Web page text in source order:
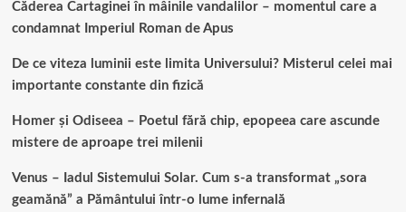
Căderea Cartaginei în mâinile vandalilor – momentul care a
condamnat Imperiul Roman de Apus
De ce viteza luminii este limita Universului? Misterul celei mai
importante constante din fizică
Homer și Odiseea – Poetul fără chip, epopeea care ascunde
mistere de aproape trei milenii
Venus – Iadul Sistemului Solar. Cum s-a transformat „sora
geamănă” a Pământului într-o lume infernală